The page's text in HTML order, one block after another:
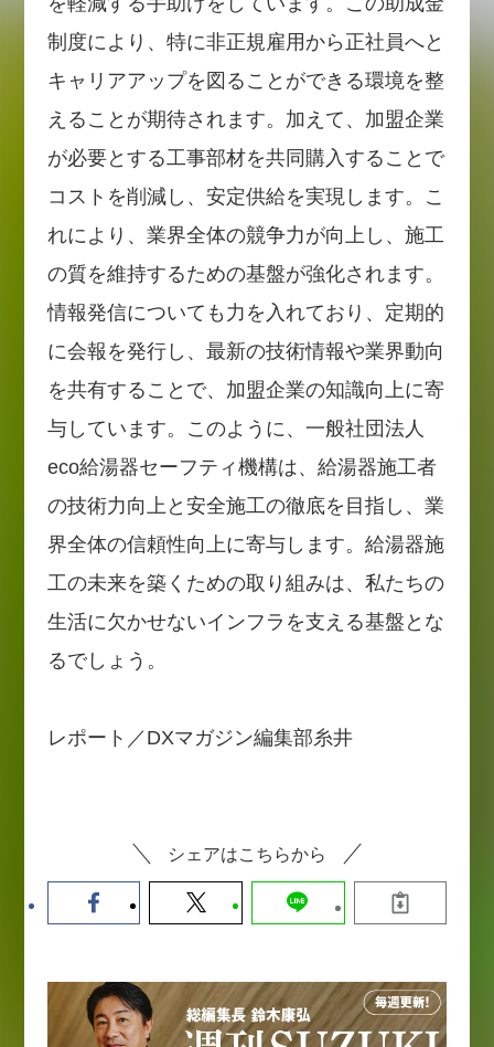
制度により、特に非正規雇用から正社員へと
キャリアアップを図ることができる環境を整
えることが期待されます。加えて、加盟企業
が必要とする工事部材を共同購入することで
コストを削減し、安定供給を実現します。こ
れにより、業界全体の競争力が向上し、施工
の質を維持するための基盤が強化されます。
情報発信についても力を入れており、定期的
に会報を発行し、最新の技術情報や業界動向
を共有することで、加盟企業の知識向上に寄
与しています。このように、一般社団法人
eco給湯器セーフティ機構は、給湯器施工者
の技術力向上と安全施工の徹底を目指し、業
界全体の信頼性向上に寄与します。給湯器施
工の未来を築くための取り組みは、私たちの
生活に欠かせないインフラを支える基盤とな
るでしょう。
レポート／DXマガジン編集部糸井
シェアはこちらから